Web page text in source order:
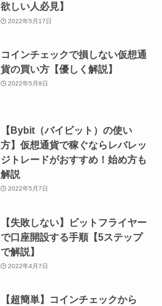
欲しい人必見】
2022年5月17日
コインチェックで損しない仮想通
貨の買い方【優しく解説】
2022年5月9日
【Bybit（バイビット）の使い
方】仮想通貨で稼ぐならレバレッ
ジトレードがおすすめ！始め方も
解説
2022年5月7日
【失敗しない】ビットフライヤー
で口座開設する手順【5ステップ
で解説】
2022年4月7日
【超簡単】コインチェックから